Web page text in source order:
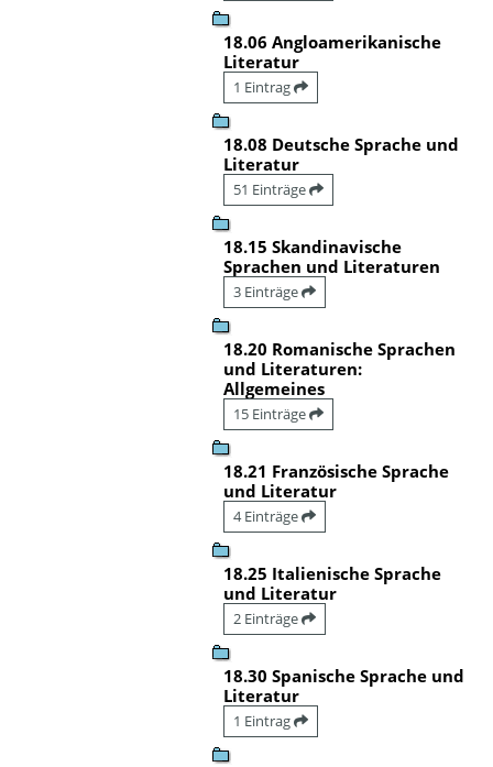
18.06 Angloamerikanische
Literatur
1 Eintrag
18.08 Deutsche Sprache und
Literatur
51 Einträge
18.15 Skandinavische
Sprachen und Literaturen
3 Einträge
18.20 Romanische Sprachen
und Literaturen:
Allgemeines
15 Einträge
18.21 Französische Sprache
und Literatur
4 Einträge
18.25 Italienische Sprache
und Literatur
2 Einträge
18.30 Spanische Sprache und
Literatur
1 Eintrag